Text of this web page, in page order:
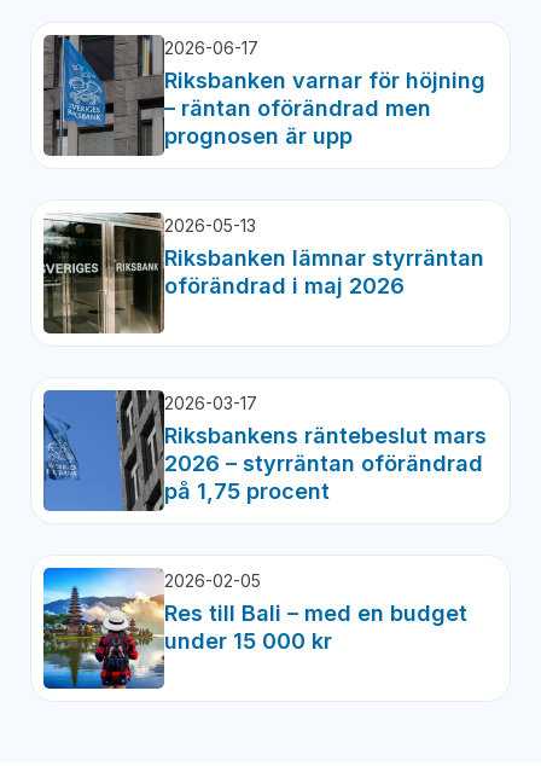
2026-06-17
Riksbanken varnar för höjning
– räntan oförändrad men
prognosen är upp
2026-05-13
Riksbanken lämnar styrräntan
oförändrad i maj 2026
2026-03-17
Riksbankens räntebeslut mars
2026 – styrräntan oförändrad
på 1,75 procent
2026-02-05
Res till Bali – med en budget
under 15 000 kr